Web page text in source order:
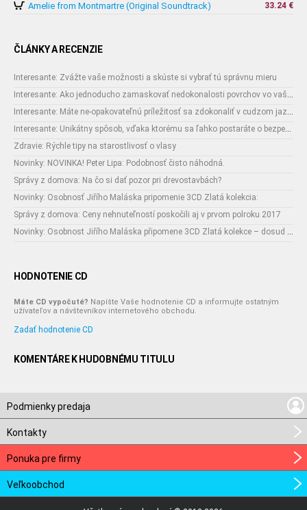
Amelie from Montmartre (Original Soundtrack) 33.24 €
ČLÁNKY A RECENZIE
Interesante: Zvážte vaše možnosti a skúste si vybrať tú správnu mieru
Interesante: Ako jednoducho zamaskovať nedokonalosti povrchov vo vašom interiéri
Interesante: Máte ne-opakovateľnú príležitosť sa zdokonaliť v cudzom jazyku
Interesante: Unikátny spôsob, vďaka ktorému sa ľahko postaráte o bezpečnosť vašich zásielok
Zdravie: Rýchle tipy na starostlivosť o vlasy
Novinky: NOVINKA! Peter Lipa: Podobnosť čisto náhodná.
Správy z domova: Na čo si dať pozor pri drevostavbách?
Novinky: Osobnosť Jiřího Maláska pripomenie 3CD Zlatá kolekcia:
Správy z domova: Ceny nehnuteľností poskočili aj v prvom polroku 2017
Novinky: Osobnost Jiřího Maláska připomene 3CD Zlatá kolekce – dosud nejobsáhlejší soubor nahrávek legendárního umělce!
HODNOTENIE CD
Máte CD vypočuté? Napíšte Vaše hodnotenie CD a informujte ostatným
užívateľov a návštevníkov internetového obchodu.
Zadať hodnotenie CD
KOMENTÁRE K HUDOBNÉMU TITULU
Podmienky predaja
Kontakty
Ponuka pre firmy
Veľkoobchod